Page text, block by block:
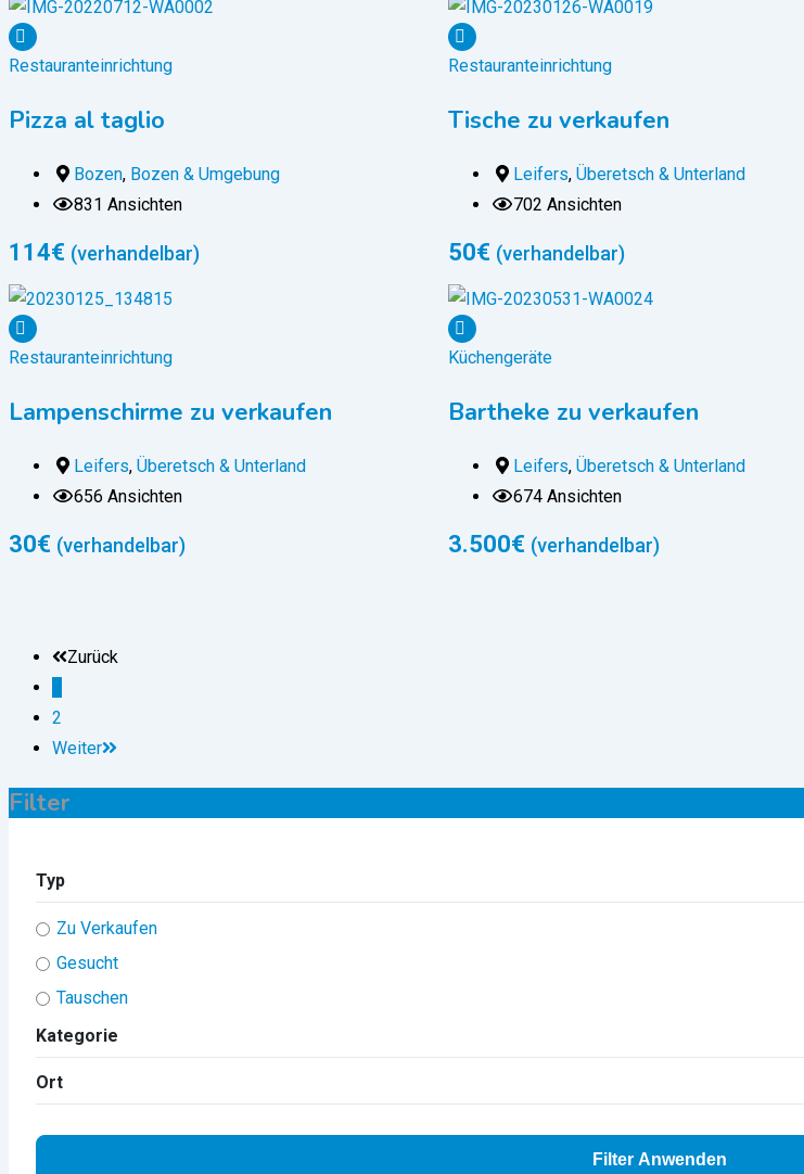
Restauranteinrichtung
Pizza al taglio
Bozen, Bozen & Umgebung
831 Ansichten
114€ (verhandelbar)
Restauranteinrichtung
Tische zu verkaufen
Leifers, Überetsch & Unterland
702 Ansichten
50€ (verhandelbar)
Restauranteinrichtung
Lampenschirme zu verkaufen
Leifers, Überetsch & Unterland
656 Ansichten
30€ (verhandelbar)
Küchengeräte
Bartheke zu verkaufen
Leifers, Überetsch & Unterland
674 Ansichten
3.500€ (verhandelbar)
Zurück
2
Weiter
Filter
Typ
Zu Verkaufen
Gesucht
Tauschen
Kategorie
Ort
Filter Anwenden